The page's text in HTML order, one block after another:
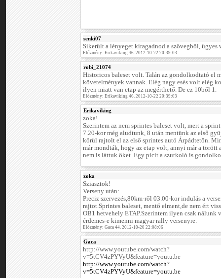
senki07
Sikerült a lényeget kiragadnod a szövegből, ügyes
Előzmény: Erikaviking 46. 2012-10-22 20:39:03
robi_21074
Historicos baleset volt. Talán az gondolkodtató el
követelmények vannak. Elég nagy esés volt elég
ilyen miatt van etap az megérthető. De ez 10ből 1.
Előzmény: Erikaviking 46. 2012-10-22 20:39:03
Erikaviking
zoka!
Szerintem az nem sprintes baleset volt, mert a
7.20-kor még aludtunk, 8 után mentünk az első
körül rajtolt el az első sprintes autó Árpádtetőn.
már mondták, hogy az etap volt, annyi már a törött
nem is láttuk őket. Egy picit a szurkoló is
zoka
Sziasztok!
Verseny után:
Preciz szervezés,80km-ről 03.00-kor indulás a
rajtot.Sprintes baleset, mentő elment,de nem ért
OB1 hetvehely ETAP.Szerintem ilyen csak nálunk
érdemes-e kimenni magyar rally versenyre.
Előzmény: Gaca 44. 2012-10-20 22:08:06
Gaca
http://www.youtube.com/watch?
v=5tCV4zPYVyU&feature=youtu.be
http://www.youtube.com/watch?
v=5tCV4zPYVyU&feature=youtu.be